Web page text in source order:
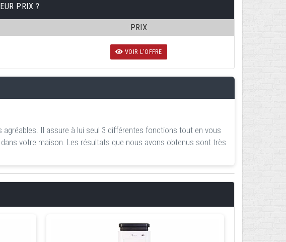
PRIX ?
PRIX
VOIR L'OFFRE
agréables. Il assure à lui seul 3 différentes fonctions tout en vous
votre maison. Les résultats que nous avons obtenus sont très